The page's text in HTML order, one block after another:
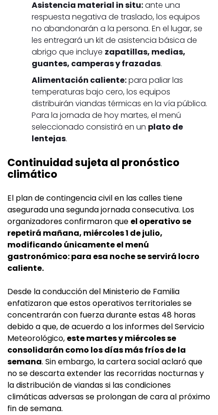
Asistencia material in situ:ante una
respuesta negativa de traslado, los equipos
no abandonarán a la persona. En el lugar, se
les entregará un kit de asistencia básica de
abrigo que incluye zapatillas, medias,
guantes, camperas y frazadas.
Alimentación caliente:para paliar las
temperaturas bajo cero, los equipos
distribuirán viandas térmicas en la vía pública.
Para la jornada de hoy martes, el menú
seleccionado consistirá en un plato de
lentejas.
Continuidad sujeta al pronóstico
climático
El plan de contingencia civil en las calles tiene
asegurada una segunda jornada consecutiva. Los
organizadores confirmaron que el operativo se
repetirá mañana, miércoles 1 de julio,
modificando únicamente el menú
gastronómico: para esa noche se servirá locro
caliente.
Desde la conducción del Ministerio de Familia
enfatizaron que estos operativos territoriales se
concentrarán con fuerza durante estas 48 horas
debido a que, de acuerdo a los informes del Servicio
Meteorológico, este martes y miércoles se
consolidarán como los días más fríos de la
semana. Sin embargo, la cartera social aclaró que
no se descarta extender las recorridas nocturnas y
la distribución de viandas si las condiciones
climáticas adversas se prolongan de cara al próximo
fin de semana.